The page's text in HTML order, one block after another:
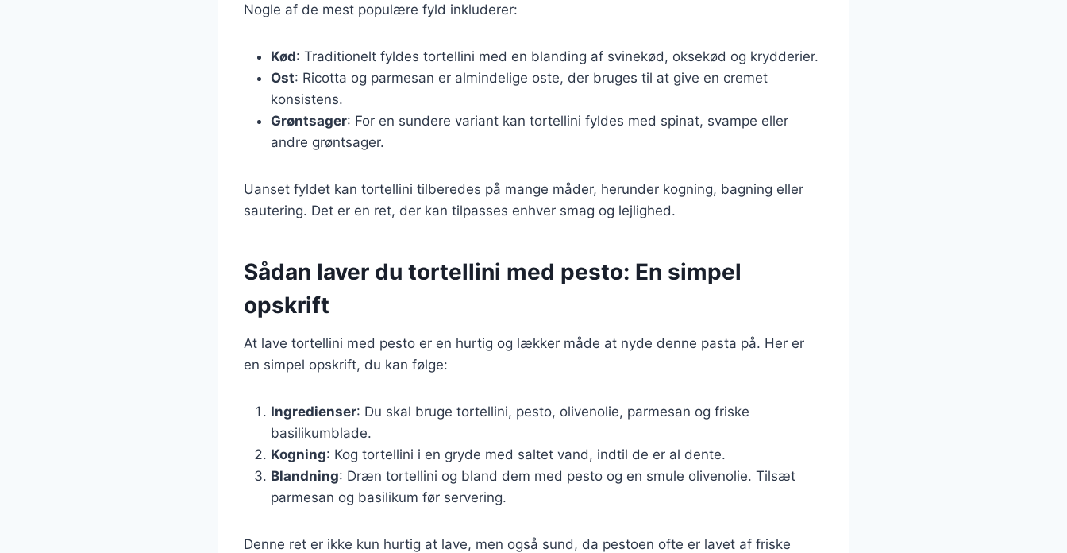
Nogle af de mest populære fyld inkluderer:
Kød: Traditionelt fyldes tortellini med en blanding af svinekød, oksekød og krydderier.
Ost: Ricotta og parmesan er almindelige oste, der bruges til at give en cremet
konsistens.
Grøntsager: For en sundere variant kan tortellini fyldes med spinat, svampe eller
andre grøntsager.
Uanset fyldet kan tortellini tilberedes på mange måder, herunder kogning, bagning eller
sautering. Det er en ret, der kan tilpasses enhver smag og lejlighed.
Sådan laver du tortellini med pesto: En simpel
opskrift
At lave tortellini med pesto er en hurtig og lækker måde at nyde denne pasta på. Her er
en simpel opskrift, du kan følge:
Ingredienser: Du skal bruge tortellini, pesto, olivenolie, parmesan og friske
basilikumblade.
Kogning: Kog tortellini i en gryde med saltet vand, indtil de er al dente.
Blandning: Dræn tortellini og bland dem med pesto og en smule olivenolie. Tilsæt
parmesan og basilikum før servering.
Denne ret er ikke kun hurtig at lave, men også sund, da pestoen ofte er lavet af friske